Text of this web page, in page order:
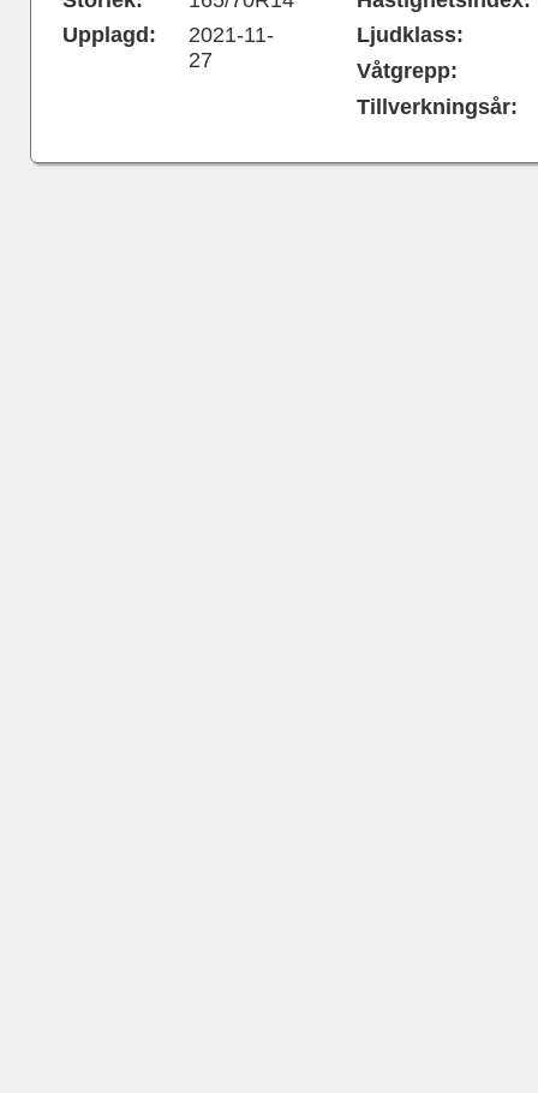
Upplagd:
2021-11-
27
Ljudklass:
Våtgrepp:
Tillverkningsår: